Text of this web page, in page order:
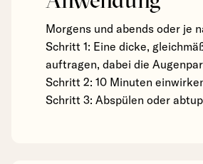
Morgens und abends oder je
Schritt 1: Eine dicke,
auftragen, dabei die
Schritt 2: 10 Minuten
Schritt 3: Abspülen oder